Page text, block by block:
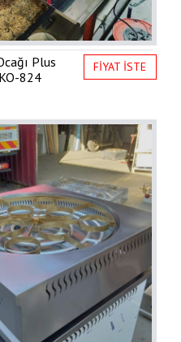
Plus
KO-824
FİYAT İSTE